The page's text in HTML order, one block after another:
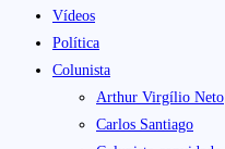
Vídeos
Política
Colunista
Arthur Virgílio Neto
Carlos Santiago